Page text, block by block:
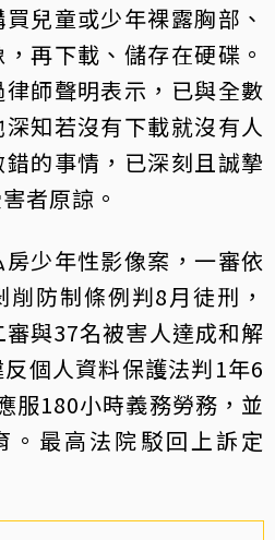
兒童或少年裸露胸部、
再下載、儲存在硬碟。
師聲明表示，已與全數
知若沒有下載就沒有人
的事情，已深刻且誠摯
者原諒。
少年性影像案，一審依
防制條例判8月徒刑，
與37名被害人達成和解
個人資料保護法判1年6
服180小時義務勞務，並
。最高法院駁回上訴定